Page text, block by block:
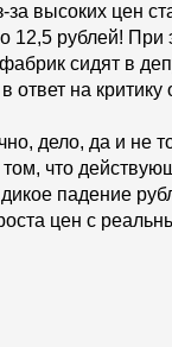
высоких цен
12,5 рублей! При
сидят в
ответ на критику
дело, да и не
что
падение
цен с